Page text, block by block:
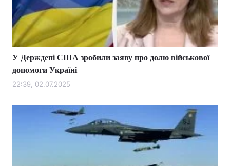
Тема оформлення
У Держдепі США зробили заяву про долю військової
допомоги Україні
22:39, 02.07.2025